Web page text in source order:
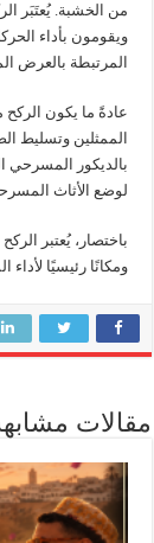
من الخشبة. يُعتَبَر
ويقومون بأداء
المرتبطة بالعرض
عادةً ما يكون
الممثلين وتسليط
بالديكور
لوضع الأثاث
باختصار، يُعتبر
ومكانًا رئيسيًا
مقالات